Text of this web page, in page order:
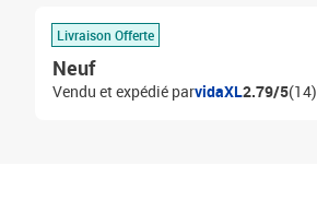
Livraison Offerte
Neuf
Vendu et expédié parvidaXL2.79/5(14)